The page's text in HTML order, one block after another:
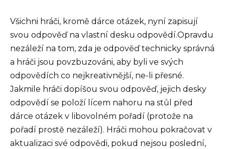
Všichni hráči, kromě dárce otázek, nyní zapisují
svou odpověď na vlastní desku odpovědí.Opravdu
nezáleží na tom, zda je odpověď technicky správná
a hráči jsou povzbuzováni, aby byli ve svých
odpovědích co nejkreativnější, ne-li přesné.
Jakmile hráči dopíšou svou odpověď, jejich desky
odpovědí se položí lícem nahoru na stůl před
dárce otázek v libovolném pořadí (protože na
pořadí prostě nezáleží). Hráči mohou pokračovat v
aktualizaci své odpovědi, pokud nejsou poslední,